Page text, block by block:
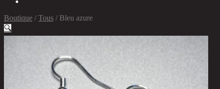
Boutique /Tous / Bleu azure
🔍